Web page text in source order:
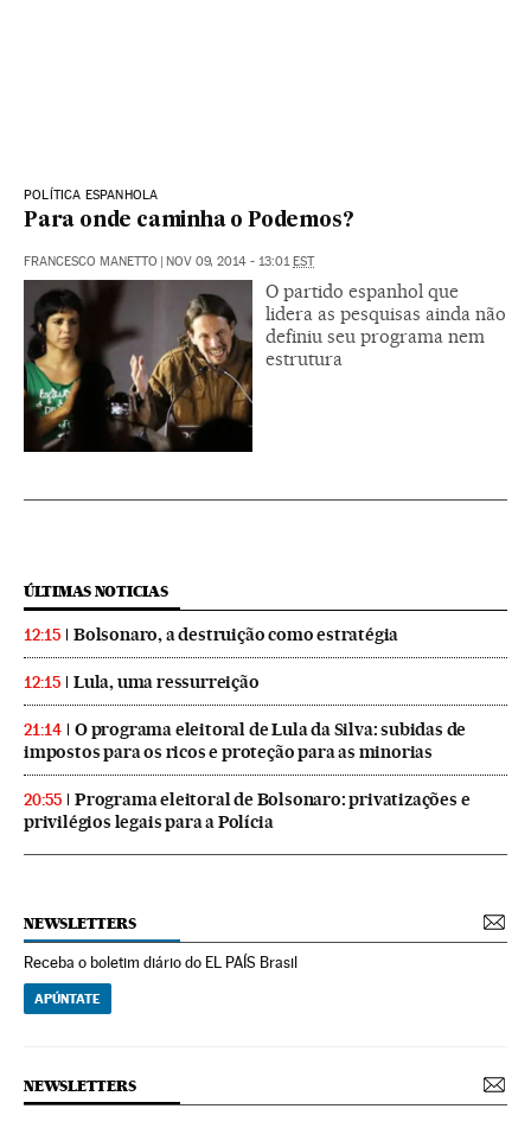
POLÍTICA ESPANHOLA
Para onde caminha o Podemos?
FRANCESCO MANETTO | NOV 09, 2014 - 13:01EST
O partido espanhol que
lidera as pesquisas ainda não
definiu seu programa nem
estrutura
ÚLTIMAS NOTICIAS
12:15 Bolsonaro, a destruição como estratégia
12:15 Lula, uma ressurreição
21:14
O programa eleitoral de Lula da Silva: subidas de
impostos para os ricos e proteção para as minorias
20:55
Programa eleitoral de Bolsonaro: privatizações e
privilégios legais para a Polícia
NEWSLETTERS
Receba o boletim diário do EL PAÍS Brasil
APÚNTATE
NEWSLETTERS